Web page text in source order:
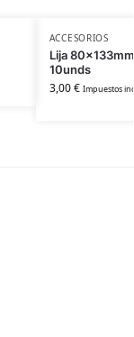
ACCESORIOS
Lija
10unds
3,00€ Impuestos